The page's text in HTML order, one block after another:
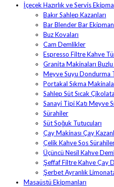
İçecek Hazırlık ve Servis
Bakır Sahlep Kazanları
Bar Blender Bar
Buz Kovaları
Cam Demlikler
Espresso Filtre Kahve
Granita Makinaları
Meyve Suyu Dondurma
Portakal Sıkma
Sahlep Süt Sıcak Çikolata
Sanayi Tipi Katı Meyve
Sürahiler
Süt Soğuk Tutucuları
Çay Makinası Çay
Çelik Kahve Sos
Üçüncü Nesil Kahve
Şeffaf Filtre Kahve Çay
Şerbet Ayranlık
Masaüstü Ekipmanları